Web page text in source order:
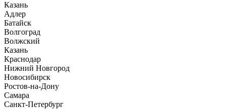
Казань
Адлер
Батайск
Волгоград
Волжский
Казань
Краснодар
Нижний Новгород
Новосибирск
Ростов-на-Дону
Самара
Санкт-Петербург